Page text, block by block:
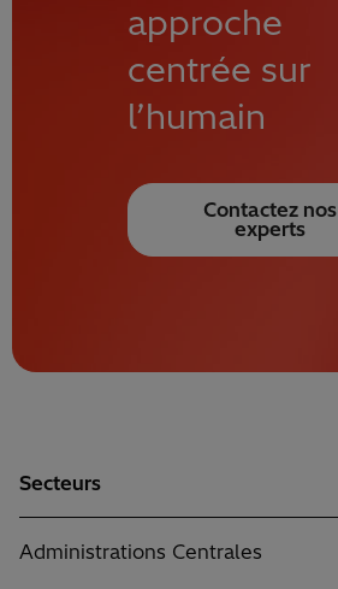
approche
centrée sur
l’humain
Contactez nos
experts
Secteurs
Administrations Centrales